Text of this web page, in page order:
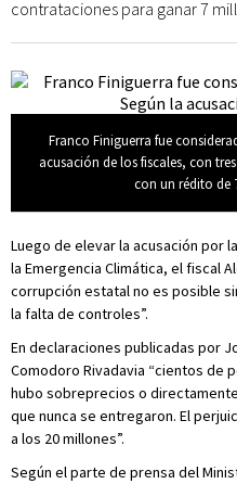
contrataciones para ganar 7
Franco Finiguerra fue
acusación de los fiscales, con
con un rédito de
Luego de elevar la acusación por
la Emergencia Climática, el fiscal
corrupción estatal no es posible
la falta de controles”.
En declaraciones publicadas por
Comodoro Rivadavia “cientos de
hubo sobreprecios o
que nunca se entregaron. El
a los 20 millones”.
Según el parte de prensa del